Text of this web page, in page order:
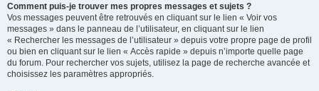
Comment puis-je trouver mes propres messages et sujets ?
Vos messages peuvent être retrouvés en cliquant sur le lien « Voir vos
messages » dans le panneau de l’utilisateur, en cliquant sur le lien
« Rechercher les messages de l’utilisateur » depuis votre propre page de profil
ou bien en cliquant sur le lien « Accès rapide » depuis n’importe quelle page
du forum. Pour rechercher vos sujets, utilisez la page de recherche avancée et
choisissez les paramètres appropriés.